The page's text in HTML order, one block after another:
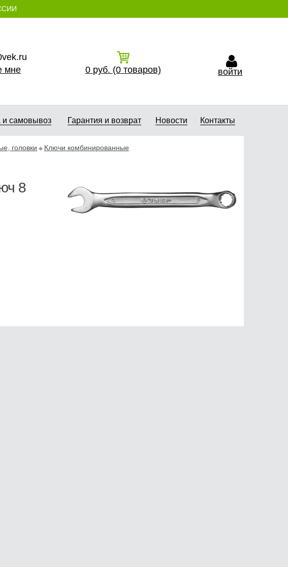
мне
0 руб. (0 товаров) войти
и самовывоз Гарантия и возврат Новости Контакты
головки
Ключи комбинированные
8